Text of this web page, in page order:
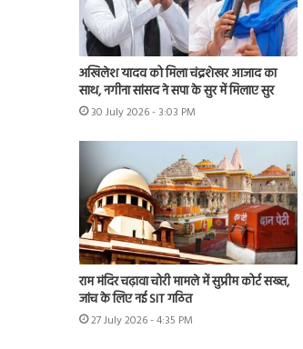
अखिलेश यादव को मिला चंद्रशेखर आजाद का
साथ, नगीना सांसद ने सपा के सुर में मिलाए सुर
30 July 2026 - 3:03 PM
राम मंदिर चढ़ावा चोरी मामले में सुप्रीम कोर्ट सख्त,
जांच के लिए नई SIT गठित
27 July 2026 - 4:35 PM